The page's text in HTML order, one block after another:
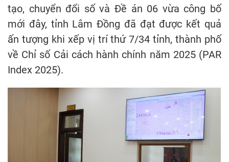
tạo, chuyển đổi số và Đề án 06 vừa công bố
mới đây, tỉnh Lâm Đồng đã đạt được kết quả
ấn tượng khi xếp vị trí thứ 7/34 tỉnh, thành phố
về Chỉ số Cải cách hành chính năm 2025 (PAR
Index 2025).